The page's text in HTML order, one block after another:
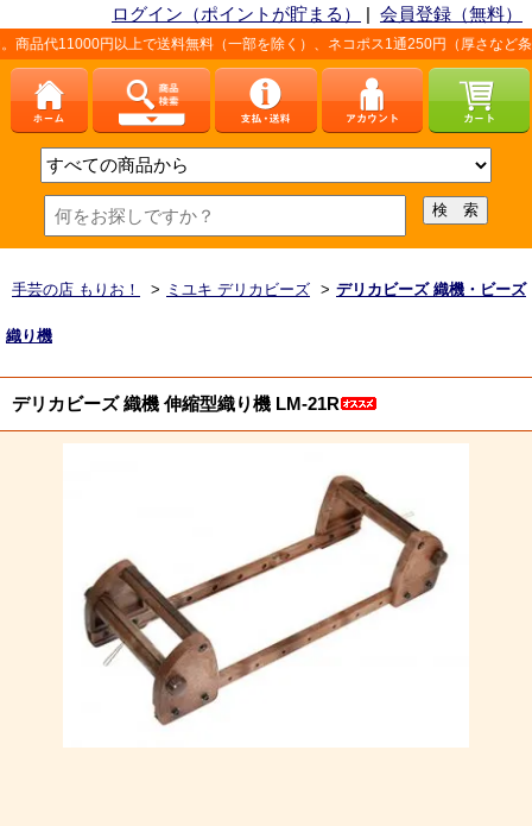
ログイン（ポイントが貯まる） | 会員登録（無料）
以上で送料無料（一部を除く）、ネコポス1通250円（厚さなど条件あり）。詳
手芸の店 もりお！ > ミユキ デリカビーズ > デリカビーズ 織機・ビーズ
織り機
デリカビーズ 織機 伸縮型織り機 LM-21R